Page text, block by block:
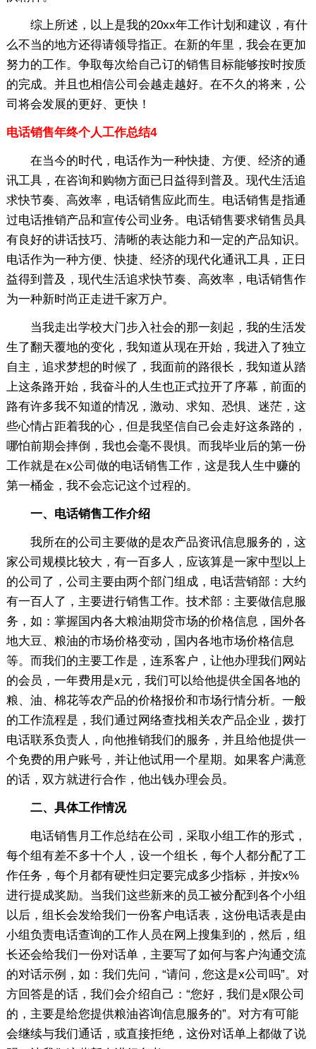
综上所述，以上是我的20xx年工作计划和建议，有什
么不当的地方还得请领导指正。在新的年里，我会在更加
努力的工作。争取每次给自己订的销售目标能够按时按质
的完成。并且也相信公司会越走越好。在不久的将来，公
司将会发展的更好、更快！
电话销售年终个人工作总结4
在当今的时代，电话作为一种快捷、方便、经济的通
讯工具，在咨询和购物方面已日益得到普及。现代生活追
求快节奏、高效率，电话销售应此而生。电话销售是指通
过电话推销产品和宣传公司业务。电话销售要求销售员具
有良好的讲话技巧、清晰的表达能力和一定的产品知识。
电话作为一种方便、快捷、经济的现代化通讯工具，正日
益得到普及，现代生活追求快节奏、高效率，电话销售作
为一种新时尚正走进千家万户。
当我走出学校大门步入社会的那一刻起，我的生活发
生了翻天覆地的变化，我知道从现在开始，我进入了独立
自主，追求梦想的时候了，我面前的路很长，我知道从踏
上这条路开始，我奋斗的人生也正式拉开了序幕，前面的
路有许多我不知道的情况，激动、求知、恐惧、迷茫，这
些心情占距着我的心，但是我坚信自己会走好这条路的，
哪怕前期会摔倒，我也会毫不畏惧。而我毕业后的第一份
工作就是在x公司做的电话销售工作，这是我人生中赚的
第一桶金，我不会忘记这个过程的。
一、电话销售工作介绍
我所在的公司主要做的是农产品资讯信息服务的，这
家公司规模比较大，有一百多人，应该算是一家中型以上
的公司了，公司主要由两个部门组成，电话营销部：大约
有一百人了，主要进行销售工作。技术部：主要做信息服
务，如：掌握国内各大粮油期贷市场的价格信息，国外各
地大豆、粮油的市场价格变动，国内各地市场价格信息
等。而我们的主要工作是，连系客户，让他办理我们网站
的会员，一年费用是x元，我们可以给他提供全国各地的
粮、油、棉花等农产品的价格报价和市场行情分析。一般
的工作流程是，我们通过网络查找相关农产品企业，拨打
电话联系负责人，向他推销我们的服务，并且给他提供一
个免费的用户账号，并让他试用一个星期。如果客户满意
的话，双方就进行合作，他出钱办理会员。
二、具体工作情况
电话销售月工作总结在公司，采取小组工作的形式，
每个组有差不多十个人，设一个组长，每个人都分配了工
作任务，每个月都有硬性归定要完成多少指标，并按x%
进行提成奖励。当我们这些新来的员工被分配到各个小组
以后，组长会发给我们一份客户电话表，这份电话表是由
小组负责电话查询的工作人员在网上搜集到的，然后，组
长还会给我们一份对话单，主要写了如何与客户沟通交流
的对话示例，如：我们先问，“请问，您这是x公司吗”。对
方回答是的话，我们会介绍自己：“您好，我们是x限公司
的，主要是给您提供粮油咨询信息服务的”。对方有可能
会继续与我们通话，或直接拒绝，这份对话单上都做了说